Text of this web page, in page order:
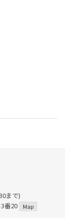
まで)
番20
Map